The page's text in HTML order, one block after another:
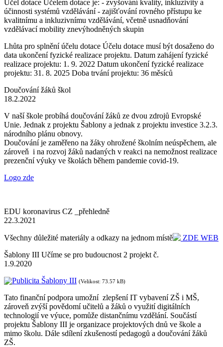
Účel dotace Účelem dotace je: - zvyšování kvality, inkluzivity a
účinnosti systémů vzdělávání - zajišťování rovného přístupu ke
kvalitnímu a inkluzivnímu vzdělávání, včetně usnadňování
vzdělávací mobility znevýhodněných skupin
Lhůta pro splnění účelu dotace Účelu dotace musí být dosaženo do
data ukončení fyzické realizace projektu. Datum zahájení fyzické
realizace projektu: 1. 9. 2022 Datum ukončení fyzické realizace
projektu: 31. 8. 2025 Doba trvání projektu: 36 měsíců
Doučování žáků škol
18.2.2022
V naší škole probíhá doučování žáků ze dvou zdrojů Evropské
Unie. Jednak z projektu Šablony a jednak z projektu investice 3.2.3.
národního plánu obnovy.
Doučování je zaměřeno na žáky ohrožené školním neúspěchem, ale
zároveň i na rozvoj žáků nadaných v reakci na nemožnost realizace
prezenční výuky ve školách během pandemie covid-19.
Logo zde
EDU koronavirus CZ _přehledně
22.3.2021
Všechny důležité materiály a odkazy na jednom místě
ZDE WEB
Šablony III Učíme se pro budoucnost 2 projekt č.
1.9.2020
Publicita Šablony III (Velikost: 73.57 kB)
Tato finanční podpora umožní zlepšení IT vybavení ZŠ i MŠ,
zároveň zvýší povědomí učitelů a žáků o využití digitálních
technologií ve výuce, pomůže distančnímu vzdělání. Součástí
projektu Šablony III je organizace projektových dnů ve škole a
mimo školu. Dále sdílení zkušeností pedagogů a doučování žáků
ZŠ.